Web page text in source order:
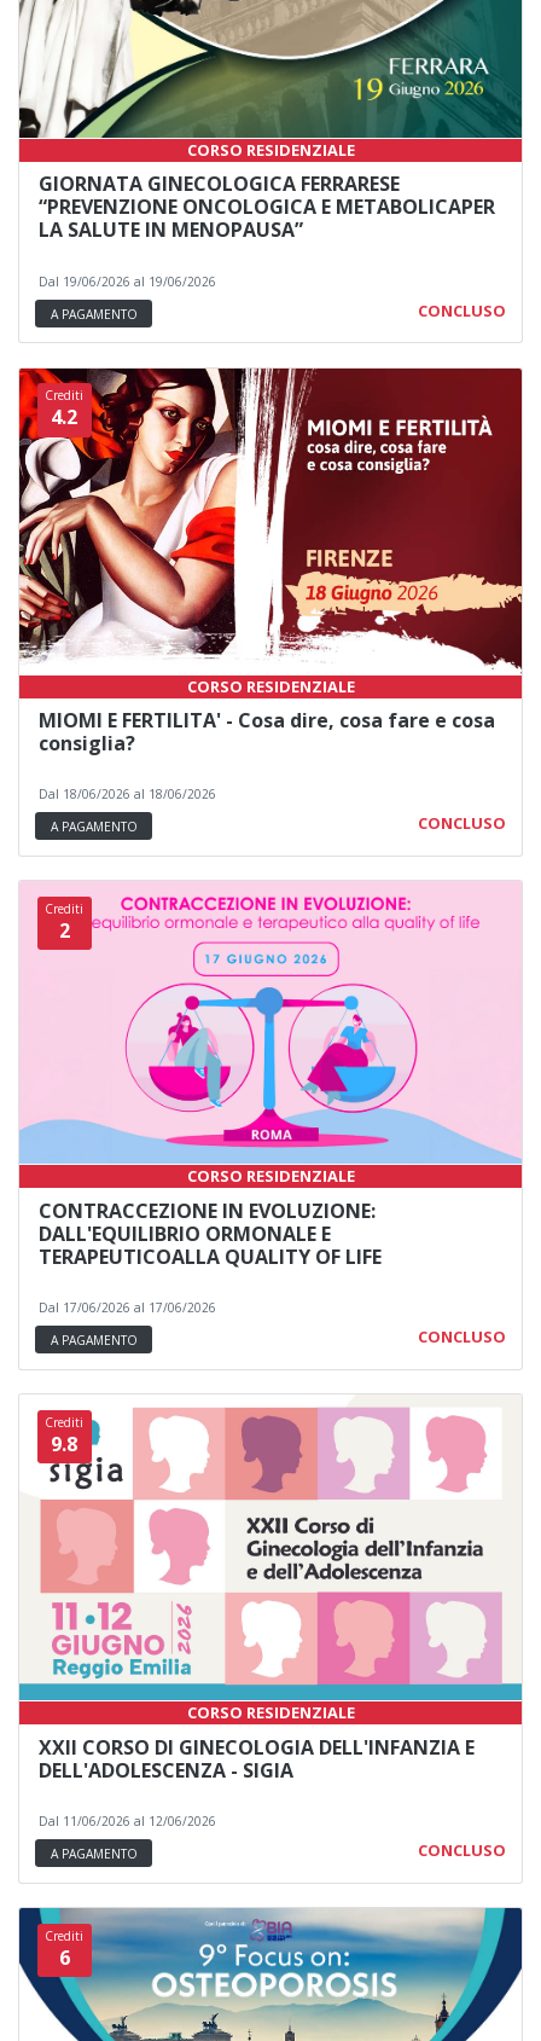
CORSO RESIDENZIALE
GIORNATA GINECOLOGICA FERRARESE
“PREVENZIONE ONCOLOGICA E METABOLICAPER
LA SALUTE IN MENOPAUSA”
Dal 19/06/2026 al 19/06/2026
A PAGAMENTO
CONCLUSO
Crediti
4.2
CORSO RESIDENZIALE
MIOMI E FERTILITA' - Cosa dire, cosa fare e cosa
consiglia?
Dal 18/06/2026 al 18/06/2026
A PAGAMENTO
CONCLUSO
Crediti
2
CORSO RESIDENZIALE
CONTRACCEZIONE IN EVOLUZIONE:
DALL'EQUILIBRIO ORMONALE E
TERAPEUTICOALLA QUALITY OF LIFE
Dal 17/06/2026 al 17/06/2026
A PAGAMENTO
CONCLUSO
Crediti
9.8
CORSO RESIDENZIALE
XXII CORSO DI GINECOLOGIA DELL'INFANZIA E
DELL'ADOLESCENZA - SIGIA
Dal 11/06/2026 al 12/06/2026
A PAGAMENTO
CONCLUSO
Crediti
6